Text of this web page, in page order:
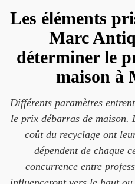
Les éléments
Marc
déterminer le
maison à
Différents paramètres
le prix débarras de maison.
coût du recyclage ont
dépendent de chaque
concurrence entre